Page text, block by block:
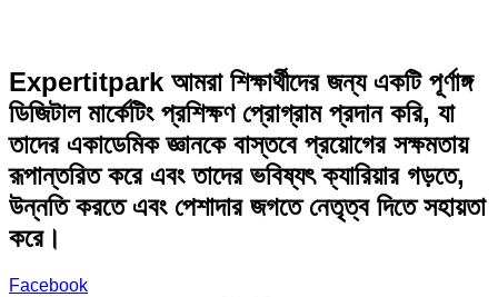
Expertitpark আমরা শিক্ষার্থীদের জন্য একটি পূর্ণাঙ্গ
ডিজিটাল মার্কেটিং প্রশিক্ষণ প্রোগ্রাম প্রদান করি, যা
তাদের একাডেমিক জ্ঞানকে বাস্তবে প্রয়োগের সক্ষমতায়
রূপান্তরিত করে এবং তাদের ভবিষ্যৎ ক্যারিয়ার গড়তে,
উন্নতি করতে এবং পেশাদার জগতে নেতৃত্ব দিতে সহায়তা
করে।
Facebook